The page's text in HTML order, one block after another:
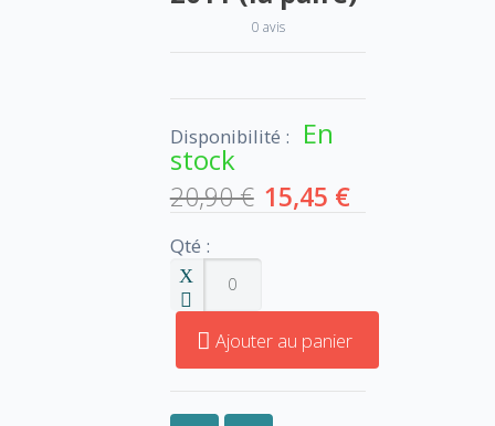
0 avis
Disponibilité : En
stock
20,90 € 15,45 €
Qté :
Ajouter au panier